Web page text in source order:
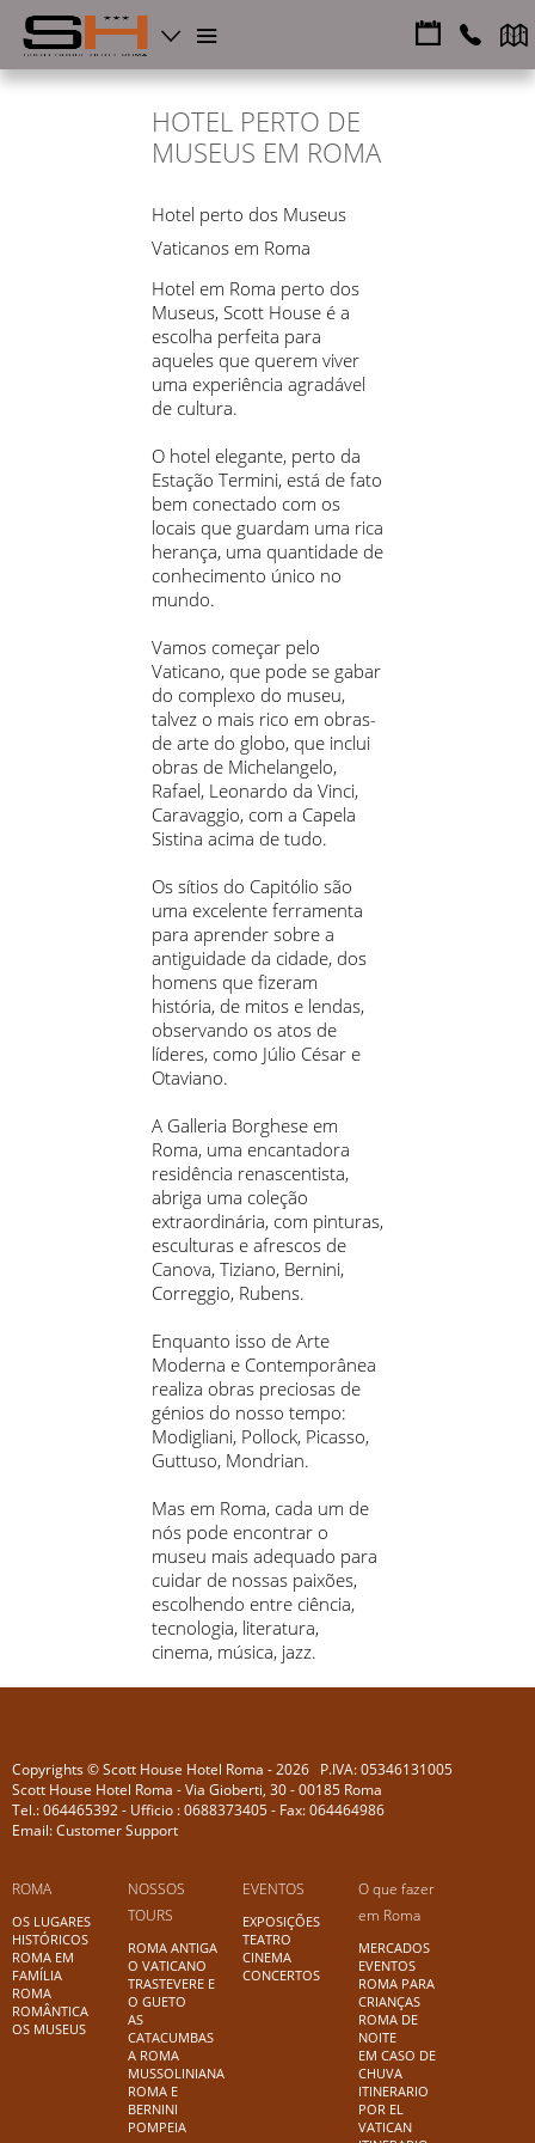
HOTEL PERTO DE
MUSEUS EM ROMA
Hotel perto dos Museus
Vaticanos em Roma
Hotel em Roma perto dos
Museus, Scott House é a
escolha perfeita para
aqueles que querem viver
uma experiência agradável
de cultura.
O hotel elegante, perto da
Estação Termini, está de fato
bem conectado com os
locais que guardam uma rica
herança, uma quantidade de
conhecimento único no
mundo.
Vamos começar pelo
Vaticano, que pode se gabar
do complexo do museu,
talvez o mais rico em obras-
de arte do globo, que inclui
obras de Michelangelo,
Rafael, Leonardo da Vinci,
Caravaggio, com a Capela
Sistina acima de tudo.
Os sítios do Capitólio são
uma excelente ferramenta
para aprender sobre a
antiguidade da cidade, dos
homens que fizeram
história, de mitos e lendas,
observando os atos de
líderes, como Júlio César e
Otaviano.
A Galleria Borghese em
Roma, uma encantadora
residência renascentista,
abriga uma coleção
extraordinária, com pinturas,
esculturas e afrescos de
Canova, Tiziano, Bernini,
Correggio, Rubens.
Enquanto isso de Arte
Moderna e Contemporânea
realiza obras preciosas de
génios do nosso tempo:
Modigliani, Pollock, Picasso,
Guttuso, Mondrian.
Mas em Roma, cada um de
nós pode encontrar o
museu mais adequado para
cuidar de nossas paixões,
escolhendo entre ciência,
tecnologia, literatura,
cinema, música, jazz.
Copyrights © Scott House Hotel Roma - 2026 P.IVA: 05346131005
Scott House Hotel Roma - Via Gioberti, 30 - 00185 Roma
Tel.: 064465392 - Ufficio : 0688373405 - Fax: 064464986
Email: Customer Support
ROMA
OS LUGARES
HISTÓRICOS
ROMA EM
FAMÍLIA
ROMA
ROMÂNTICA
OS MUSEUS
NOSSOS
TOURS
ROMA ANTIGA
O VATICANO
TRASTEVERE E
O GUETO
AS
CATACUMBAS
A ROMA
MUSSOLINIANA
ROMA E
BERNINI
POMPEIA
EVENTOS
EXPOSIÇÕES
TEATRO
CINEMA
CONCERTOS
O que fazer
em Roma
MERCADOS
EVENTOS
ROMA PARA
CRIANÇAS
ROMA DE
NOITE
EM CASO DE
CHUVA
ITINERARIO
POR EL
VATICAN